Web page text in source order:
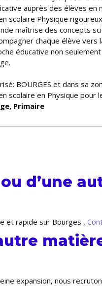
auprès des élèves en
scolaire Physique
maîtrise des concepts
chaque élève
éducative non
BOURGES et dans sa
scolaire en Physique pour
Primaire
d’une
et rapide sur Bourges ,
expansion, nous